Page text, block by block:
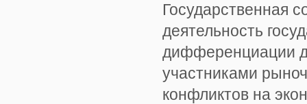
Государственная
деятельность
дифференциации
участниками
конфликтов на